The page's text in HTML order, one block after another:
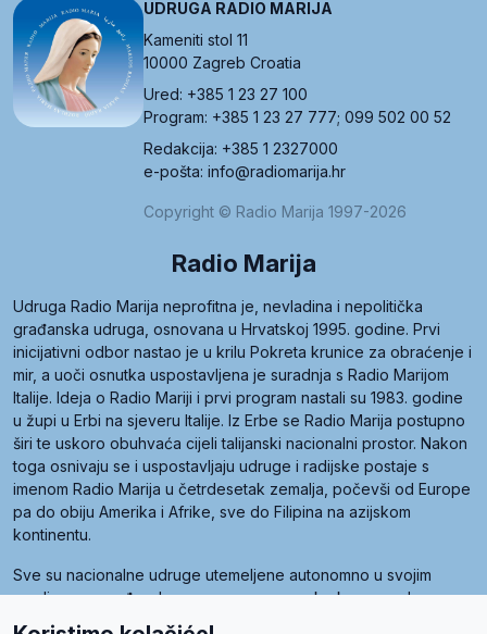
UDRUGA RADIO MARIJA
Kameniti stol 11
10000 Zagreb Croatia
Ured: +385 1 23 27 100
Program: +385 1 23 27 777; 099 502 00 52
Redakcija: +385 1 2327000
e-pošta: info@radiomarija.hr
Copyright © Radio Marija 1997-2026
Radio Marija
Udruga Radio Marija neprofitna je, nevladina i nepolitička
građanska udruga, osnovana u Hrvatskoj 1995. godine. Prvi
inicijativni odbor nastao je u krilu Pokreta krunice za obraćenje i
mir, a uoči osnutka uspostavljena je suradnja s Radio Marijom
Italije. Ideja o Radio Mariji i prvi program nastali su 1983. godine
u župi u Erbi na sjeveru Italije. Iz Erbe se Radio Marija postupno
širi te uskoro obuhvaća cijeli talijanski nacionalni prostor. Nakon
toga osnivaju se i uspostavljaju udruge i radijske postaje s
imenom Radio Marija u četrdesetak zemalja, počevši od Europe
pa do obiju Amerika i Afrike, sve do Filipina na azijskom
kontinentu.
Sve su nacionalne udruge utemeljene autonomno u svojim
zemljama, a međusobna su povezane preko krovne udruge
pod nazivom Svjetska obitelj Radio Marije (World Family of